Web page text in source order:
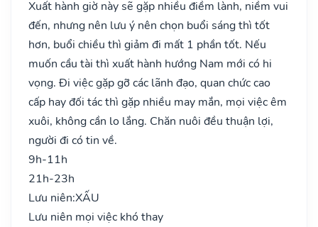
Xuất hành giờ này sẽ gặp nhiều điềm lành, niềm vui
đến, nhưng nên lưu ý nên chọn buổi sáng thì tốt
hơn, buổi chiều thì giảm đi mất 1 phần tốt. Nếu
muốn cầu tài thì xuất hành hướng Nam mới có hi
vọng. Đi việc gặp gỡ các lãnh đạo, quan chức cao
cấp hay đối tác thì gặp nhiều may mắn, mọi việc êm
xuôi, không cần lo lắng. Chăn nuôi đều thuận lợi,
người đi có tin về.
9h-11h
21h-23h
Lưu niên:XẤU
Lưu niên mọi việc khó thay